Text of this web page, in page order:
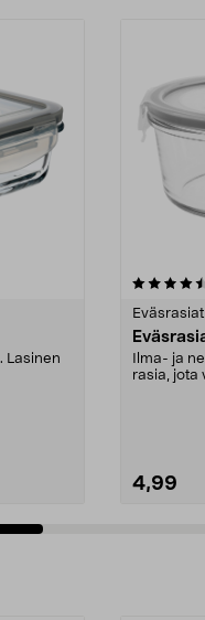
Lasinen
Eväsrasiat
Ilma- ja
rasia, jota
4,99